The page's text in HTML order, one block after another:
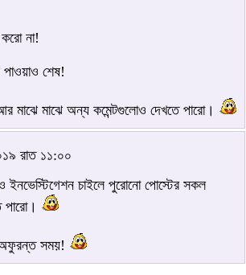
না!
শেষ!
মাঝে মাঝে অন্য কমেন্টগুলোও দেখতে পারো।
রাত ১১:০০
চাইলে পুরোনো পোস্টের সকল
অফুরন্ত সময়!